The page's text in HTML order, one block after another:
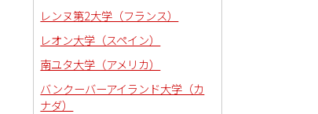
レンヌ第2大学（フランス）
レオン大学（スペイン）
南ユタ大学（アメリカ）
バンクーバーアイランド大学（カ
ナダ）